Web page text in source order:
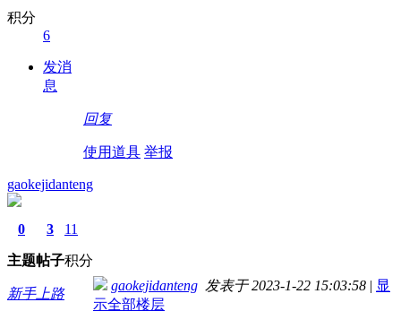
积分
6
发消
息
回复
使用道具 举报
gaokejidanteng
0
主题
3
帖子
11
积分
新手上路
gaokejidanteng 发表于 2023-1-22 15:03:58 | 显
示全部楼层